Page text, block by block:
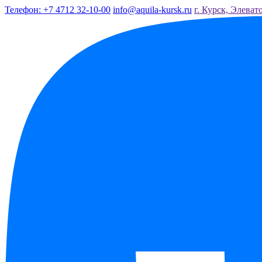
Телефон: +7 4712 32-10-00 info@aquila-kursk.ru г. Курск,